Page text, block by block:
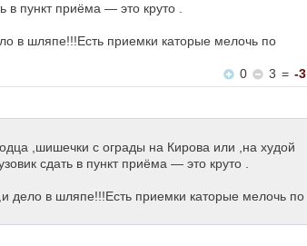
в пункт приёма — это круто .
в шляпе!!!Есть приемки каторые мелочь по
0
3 = -3
,шишечки с ограды на Кирова или ,на худой
сдать в пункт приёма — это круто .
дело в шляпе!!!Есть приемки каторые мелочь по